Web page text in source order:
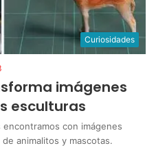
Curiosidades
imágenes
esculturas
con imágenes
animalitos y mascotas.